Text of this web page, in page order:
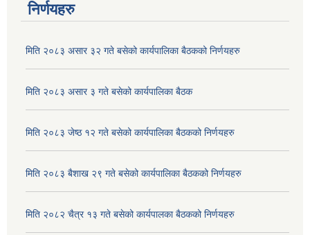
निर्णयहरु
मिति २०८३ असार ३२ गते बसेको कार्यपालिका बैठकको निर्णयहरु
मिति २०८३ असार ३ गते बसेको कार्यपालिका बैठक
मिति २०८३ जेष्ठ १२ गते बसेको कार्यपालिका बैठकको निर्णयहरु
मिति २०८३ बैशाख २९ गते बसेको कार्यपालिका बैठकको निर्णयहरु
मिति २०८२ चैत्र १३ गते बसेको कार्यपालका बैठकको निर्णयहरु